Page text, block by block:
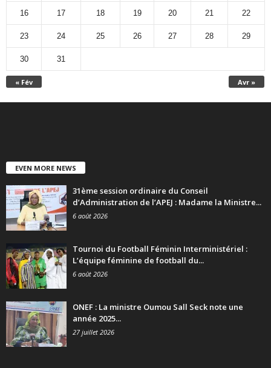
« Fév Avr »
16 17 18 19 20 21 22
23 24 25 26 27 28 29
30 31
EVEN MORE NEWS
31ème session ordinaire du Conseil
d’Administration de l’APEJ : Madame la Ministre...
6 août 2026
Tournoi du Football Féminin Interministériel :
L’équipe féminine de football du...
6 août 2026
ONEF : La ministre Oumou Sall Seck note une
année 2025...
27 juillet 2026